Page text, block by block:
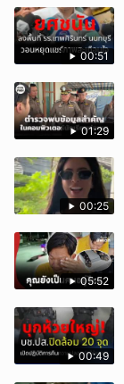
00:51
01:29
00:25
05:52
00:49